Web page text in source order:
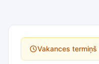
Vakances